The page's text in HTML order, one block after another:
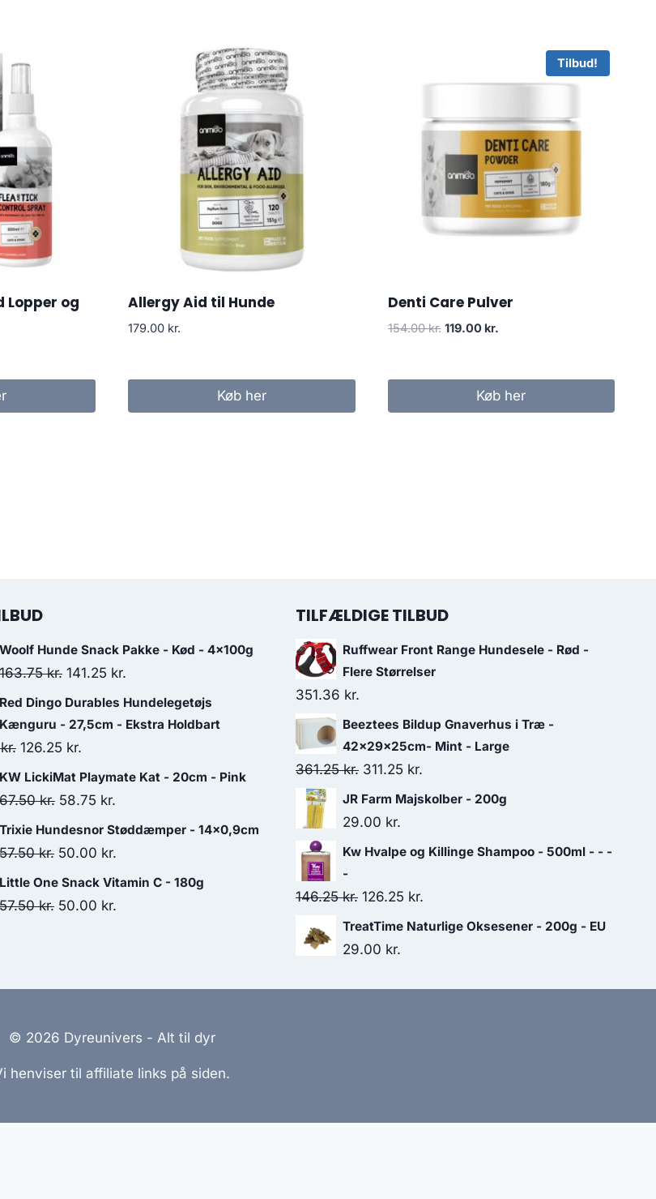
Lopper og
Allergy Aid til Hunde
179.00 kr.
Køb her
Tilbud!
Denti Care Pulver
154.00kr. Den
var:
154.00 kr..
119.00 kr.Den
er:
119.00 kr..
Køb her
Woolf Hunde Snack Pakke - Kød - 4x100g
163.75kr. Den
oprindelige
pris
var:
163.75 kr..
141.25 kr.
aktuelle
pris
141.25 kr..
Red Dingo Durables Hundelegetøjs
Kænguru - 27,5cm - Ekstra Holdbart
kr. Den
oprindelige
pris
145.00 kr..
126.25 kr.
aktuelle
pris
126.25 kr..
KW LickiMat Playmate Kat - 20cm - Pink
67.50kr. Den
oprindelige
pris
67.50 kr..
58.75 kr.
aktuelle
Trixie Hundesnor Støddæmper - 14x0,9cm
57.50kr. Den
oprindelige
pris
50.00 kr.
aktuelle
Little One Snack Vitamin C - 180g
57.50kr. Den
50.00 kr.
TILFÆLDIGE TILBUD
Ruffwear Front Range Hundesele - Rød -
Flere Størrelser
351.36 kr.
Beeztees Bildup Gnaverhus i Træ -
42x29x25cm- Mint - Large
361.25kr. Den
oprindelige
pris
311.25 kr.
aktuelle
JR Farm Majskolber - 200g
29.00 kr.
Kw Hvalpe og Killinge Shampoo - 500ml - - -
-
146.25kr. Den
oprindelige
pris
146.25 kr..
126.25 kr.
aktuelle
126.25 kr..
TreatTime Naturlige Oksesener - 200g - EU
29.00 kr.
© 2026 Dyreunivers - Alt til dyr
henviser til affiliate links på siden.